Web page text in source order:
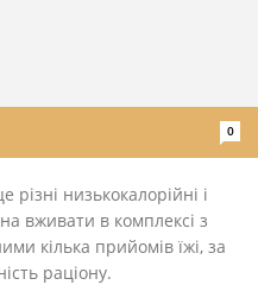
0
різні низькокалорійні і
вживати в комплексі з
кілька прийомів їжі, за
раціону.